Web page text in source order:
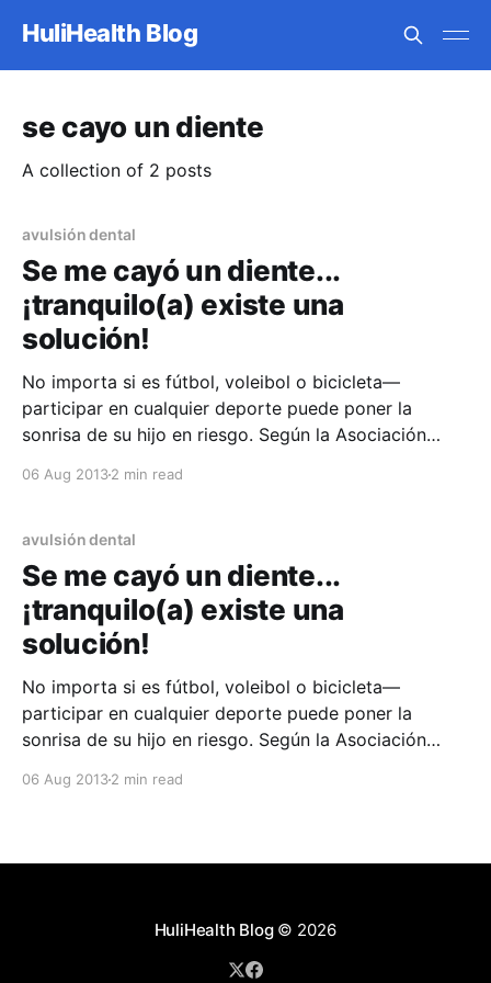
HuliHealth Blog
se cayo un diente
A collection of 2 posts
avulsión dental
Se me cayó un diente...
¡tranquilo(a) existe una
solución!
No importa si es fútbol, voleibol o bicicleta—
participar en cualquier deporte puede poner la
sonrisa de su hijo en riesgo. Según la Asociación
causadas por deportes son la causa número uno de
de un forma
06 Aug 20132 min read
avulsión dental
Se me cayó un diente...
¡tranquilo(a) existe una
solución!
No importa si es fútbol, voleibol o bicicleta—
participar en cualquier deporte puede poner la
sonrisa de su hijo en riesgo. Según la Asociación
causadas por deportes son la causa número uno de
06 Aug 20132 min read
HuliHealth Blog© 2026